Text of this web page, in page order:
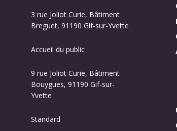
3 rue Joliot Curie, Bâtiment
Breguet, 91190 Gif-sur-Yvette
Accueil du public
9 rue Joliot Curie, Bâtiment
Bouygues, 91190 Gif-sur-
Yvette
Standard